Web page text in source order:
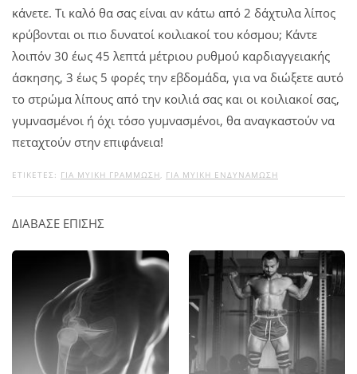
κάνετε. Τι καλό θα σας είναι αν κάτω από 2 δάχτυλα λίπος
κρύβονται οι πιο δυνατοί κοιλιακοί του κόσμου; Κάντε
λοιπόν 30 έως 45 λεπτά μέτριου ρυθμού καρδιαγγειακής
άσκησης, 3 έως 5 φορές την εβδομάδα, για να διώξετε αυτό
το στρώμα λίπους από την κοιλιά σας και οι κοιλιακοί σας,
γυμνασμένοι ή όχι τόσο γυμνασμένοι, θα αναγκαστούν να
πεταχτούν στην επιφάνεια!
ΕΤΙΚΕΤΕΣ: ΓΙΑ ΜΥΙΚΉ ΓΡΆΜΜΩΣΗ ΓΙΑ ΜΥΙΚΉ ΕΝΔΥΝΆΜΩΣΗ
ΔΙΑΒΑΣΕ ΕΠΙΣΗΣ